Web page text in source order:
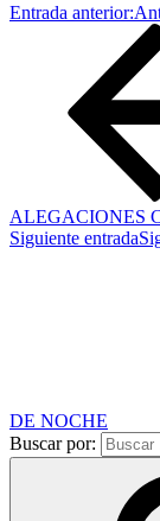
Entrada anterior:
ALEGACIONES
Siguiente entrada
DE NOCHE
Buscar por: